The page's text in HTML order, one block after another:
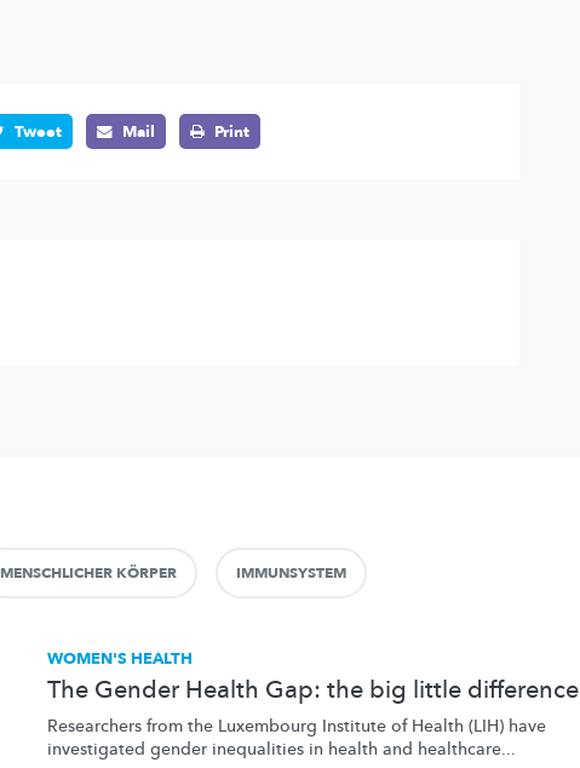
Tweet Mail Print
MENSCHLICHER KÖRPER IMMUNSYSTEM
WOMEN'S HEALTH
The Gender Health Gap: the big little difference
Researchers from the Luxembourg Institute of Health (LIH) have
investigated gender inequalities in health and healthcare...